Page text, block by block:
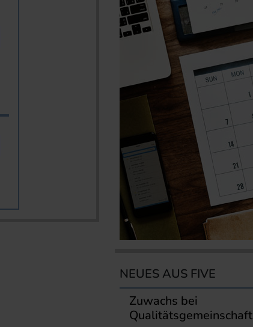
NEUES AUS FIVE
Zuwachs bei
Qualitätsgemeinschaft